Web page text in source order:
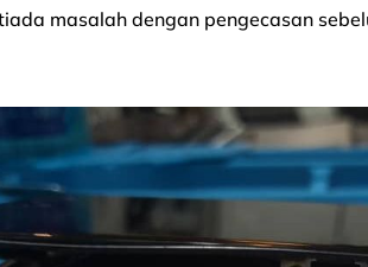
masalah dengan pengecasan